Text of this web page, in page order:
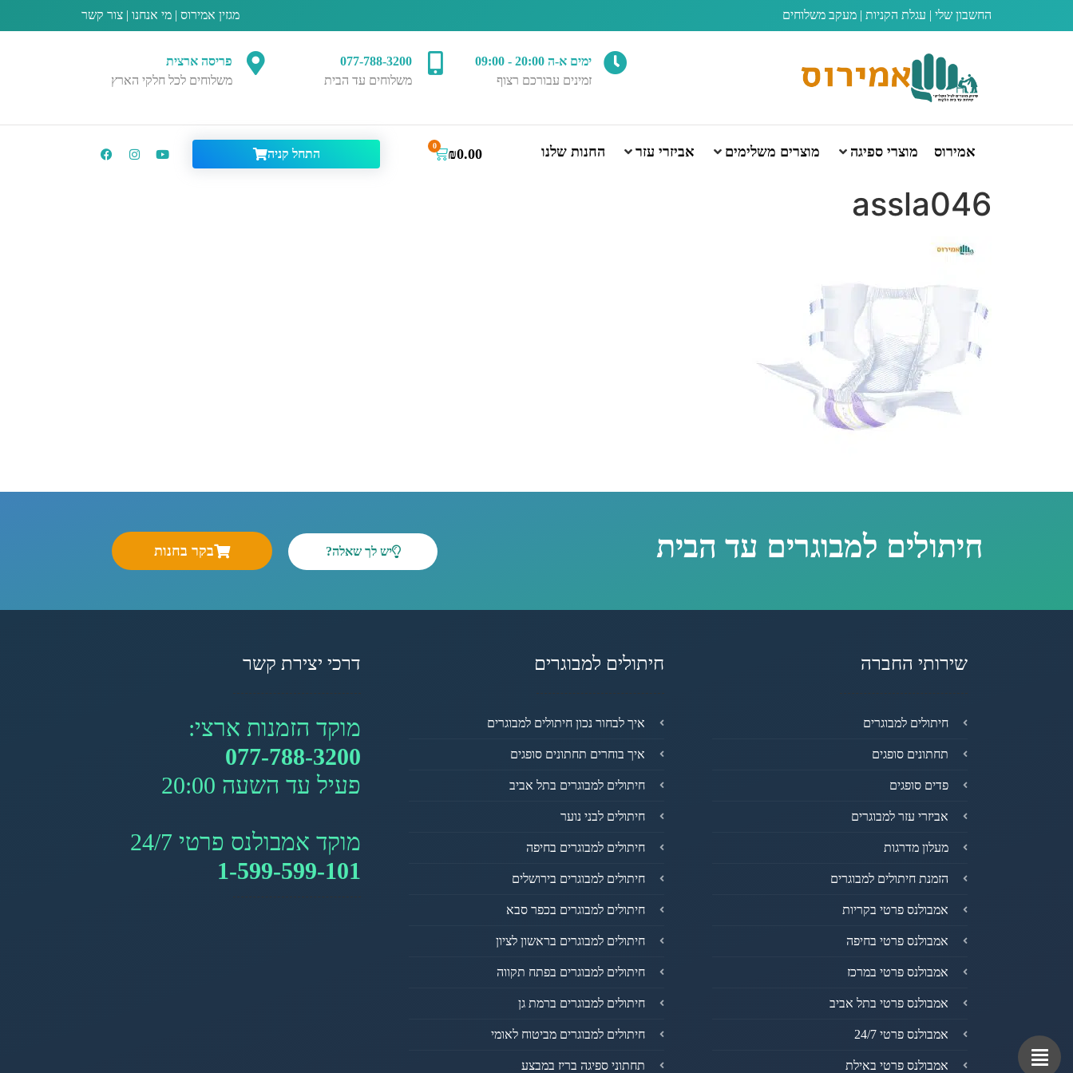
החשבון שלי | עגלת הקניות | מעקב משלוחים מגזין אמירוס | מי אנחנו | צור קשר
ימים א-ה 20:00 - 09:00
זמינים עבורכם רצוף
077-788-3200
משלוחים עד הבית
פריסה ארצית
משלוחים לכל חלקי הארץ
אמירוס מוצרי ספיגה מוצרים משלימים אביזרי עזר החנות שלנו ₪0.00
0
התחל קניה
assla046
חיתולים למבוגרים עד הבית יש לך שאלה? בקר בחנות
שירותי החברה
חיתולים למבוגרים
תחתונים סופגים
פדים סופגים
אביזרי עזר למבוגרים
מעלון מדרגות
הזמנת חיתולים למבוגרים
אמבולנס פרטי בקריות
אמבולנס פרטי בחיפה
אמבולנס פרטי במרכז
אמבולנס פרטי בתל אביב
אמבולנס פרטי 24/7
אמבולנס פרטי באילת
חיתולים למבוגרים
איך לבחור נכון חיתולים למבוגרים
איך בוחרים תחתונים סופגים
חיתולים למבוגרים בתל אביב
חיתולים לבני נוער
חיתולים למבוגרים בחיפה
חיתולים למבוגרים בירושלים
חיתולים למבוגרים בכפר סבא
חיתולים למבוגרים בראשון לציון
חיתולים למבוגרים בפתח תקווה
חיתולים למבוגרים ברמת גן
חיתולים למבוגרים מביטוח לאומי
תחתוני ספיגה בריז במבצע
דרכי יצירת קשר
מוקד הזמנות ארצי:
077-788-3200
פעיל עד השעה 20:00
מוקד אמבולנס פרטי 24/7
1-599-599-101